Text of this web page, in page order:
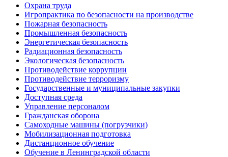
Охрана труда
Игропрактика по безопасности на производстве
Пожарная безопасность
Промышленная безопасность
Энергетическая безопасность
Радиационная безопасность
Экологическая безопасность
Противодействие коррупции
Противодействие терроризму
Государственные и муниципальные закупки
Доступная среда
Управление персоналом
Гражданская оборона
Самоходные машины (погрузчики)
Мобилизационная подготовка
Дистанционное обучение
Обучение в Ленинградской области